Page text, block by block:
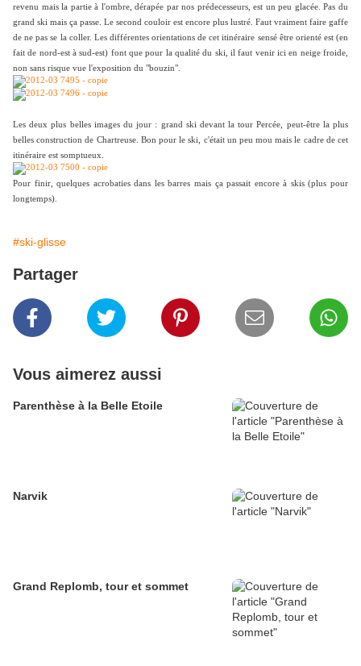
revenu mais la partie à l'ombre, dérapée par nos prédecesseurs, est un peu glacée. Pas du
grand ski mais ça passe. Le second couloir est encore plus lustré. Faut vraiment faire gaffe
de ne pas se la coller. Les différentes orientations de cet itinéraire sensé être orienté est (en
fait de nord-est à sud-est) font que pour la qualité du ski, il faut venir ici en neige froide,
non sans risque vue l'exposition du "bouzin".
Les deux plus belles images du jour : grand ski devant la tour Percée, peut-être la plus
belles construction de Chartreuse. Bon pour le ski, c'était un peu mou mais le cadre de cet
itinéraire est somptueux.
Pour finir, quelques acrobaties dans les barres mais ça passait encore à skis (plus pour
longtemps).
#ski-glisse
Partager
Vous aimerez aussi
Parenthèse à la Belle Etoile
Narvik
Grand Replomb, tour et sommet